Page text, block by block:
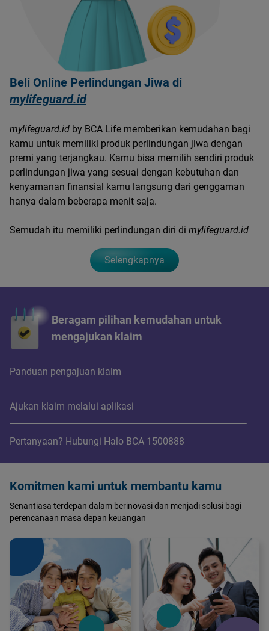
Beli Online Perlindungan Jiwa di
mylifeguard.id
mylifeguard.id by BCA Life memberikan kemudahan bagi
kamu untuk memiliki produk perlindungan jiwa dengan
premi yang terjangkau. Kamu bisa memilih sendiri produk
perlindungan jiwa yang sesuai dengan kebutuhan dan
kenyamanan finansial kamu langsung dari genggaman
hanya dalam beberapa menit saja.
Semudah itu memiliki perlindungan diri di mylifeguard.id
Selengkapnya
Beragam pilihan kemudahan untuk
mengajukan klaim
Panduan pengajuan klaim
Ajukan klaim melalui aplikasi
Pertanyaan? Hubungi Halo BCA 1500888
Komitmen kami untuk membantu kamu
Senantiasa terdepan dalam berinovasi dan menjadi solusi bagi
perencanaan masa depan keuangan